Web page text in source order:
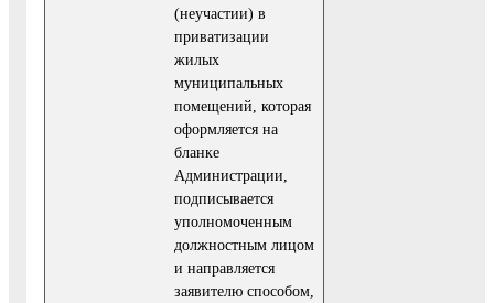
(неучастии) в
приватизации
жилых
муниципальных
помещений, которая
оформляется на
бланке
Администрации,
подписывается
уполномоченным
должностным лицом
и направляется
заявителю способом,